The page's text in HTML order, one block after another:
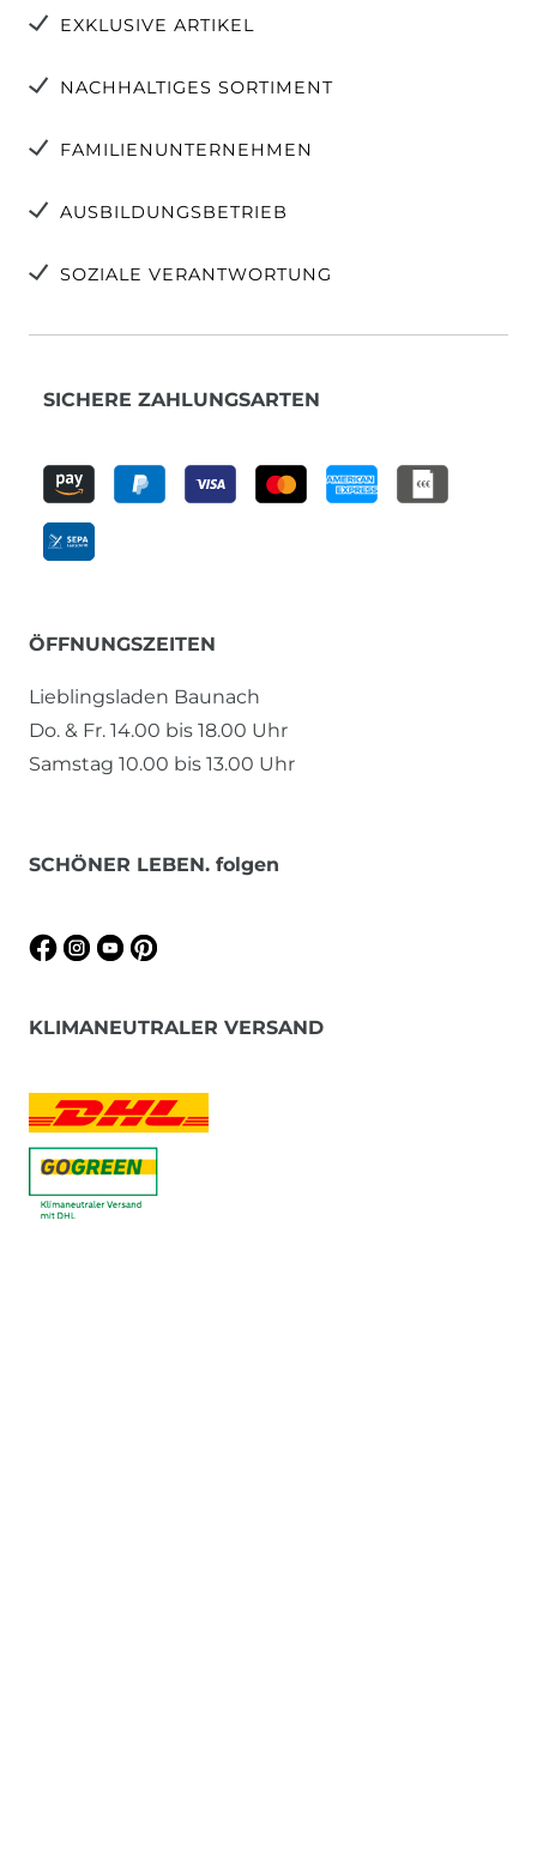
EXKLUSIVE ARTIKEL
NACHHALTIGES SORTIMENT
FAMILIENUNTERNEHMEN
AUSBILDUNGSBETRIEB
SOZIALE VERANTWORTUNG
SICHERE ZAHLUNGSARTEN
ÖFFNUNGSZEITEN
Lieblingsladen Baunach
Do. & Fr. 14.00 bis 18.00 Uhr
Samstag 10.00 bis 13.00 Uhr
SCHÖNER LEBEN. folgen
KLIMANEUTRALER VERSAND